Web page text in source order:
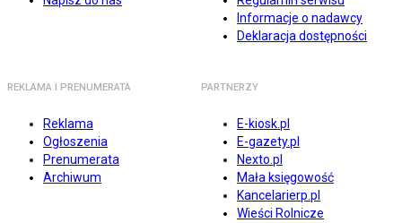
Informacje o nadawcy
Deklaracja dostępności
REKLAMA I PRENUMERATA
Reklama
Ogłoszenia
Prenumerata
Archiwum
PARTNERZY
E-kiosk.pl
E-gazety.pl
Nexto.pl
Mała księgowość
Kancelarierp.pl
Wieści Rolnicze